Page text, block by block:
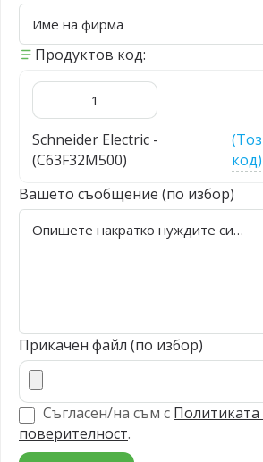
Продуктов код:
Schneider Electric -
(C63F32M500)
код)
Вашето съобщение (по избор)
Прикачен файл (по избор)
Съгласен/на съм с Политиката
поверителност.